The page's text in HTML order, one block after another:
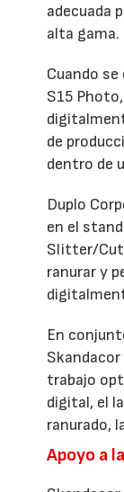
adecuada
alta gama.
Cuando
S15
de
dentro de
Duplo
en el
Slitter/
ranurar y
En
trabajo
digital, el
ranurado,
Apoyo a